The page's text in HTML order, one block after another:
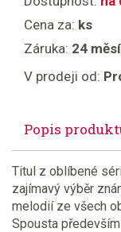
Cena za: ks
Záruka: 24
V prodeji od:
Popis
Titul z oblíbené
zajímavý výběr
melodií ze všech
Spousta